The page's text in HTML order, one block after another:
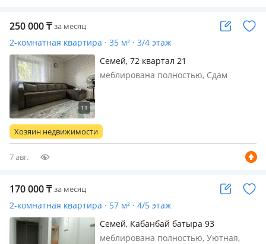
250 000₸ за месяц
2-комнатная квартира · 35 м² · 3/4 этаж
Семей, 72 квартал 21
меблирована полностью, Сдам
необходимое для проживания
имеется, 250 000 тг (ком. Услуга
Хозяин недвижимости
7 авг.
170 000₸ за месяц
2-комнатная квартира · 57 м² · 4/5 этаж
Семей, Кабанбай батыра 93
меблирована полностью, Уютная,